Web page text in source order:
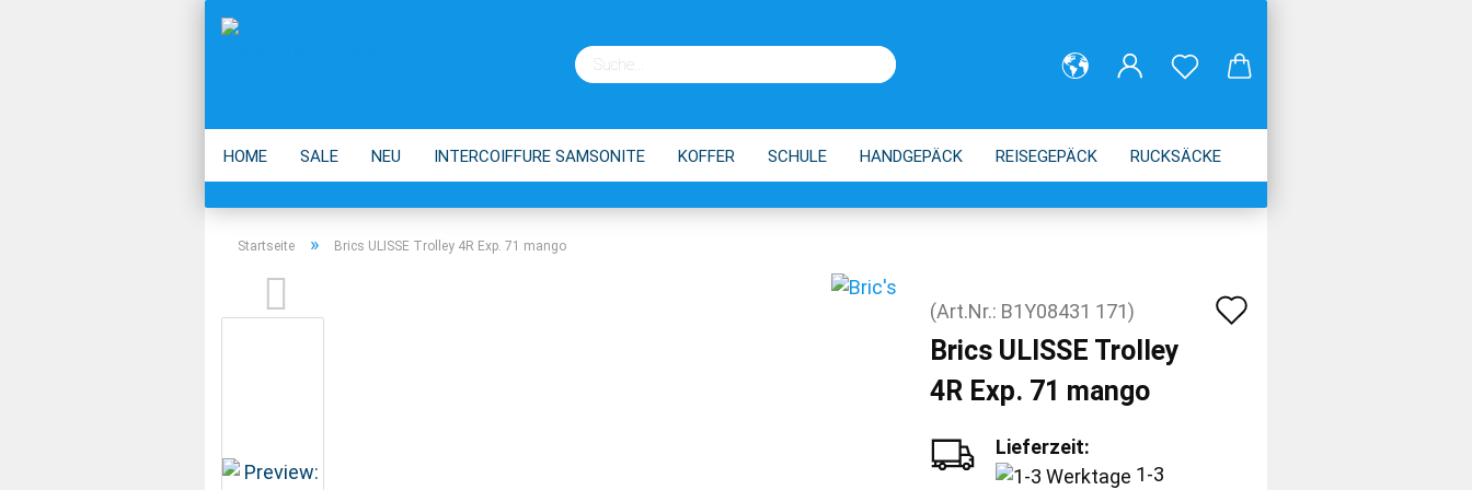
HOME SALE NEU INTERCOIFFURE SAMSONITE KOFFER SCHULE HANDGEPÄCK REISEGEPÄCK RUCKSÄCKE
ECO ACCESSOIRES MARKEN EINKAUFSTROLLEY TIPPS
Startseite » Brics ULISSE Trolley 4R Exp. 71 mango
(Art.Nr.: B1Y08431 171)
Brics ULISSE Trolley
4R Exp. 71 mango
Lieferzeit:
1-3